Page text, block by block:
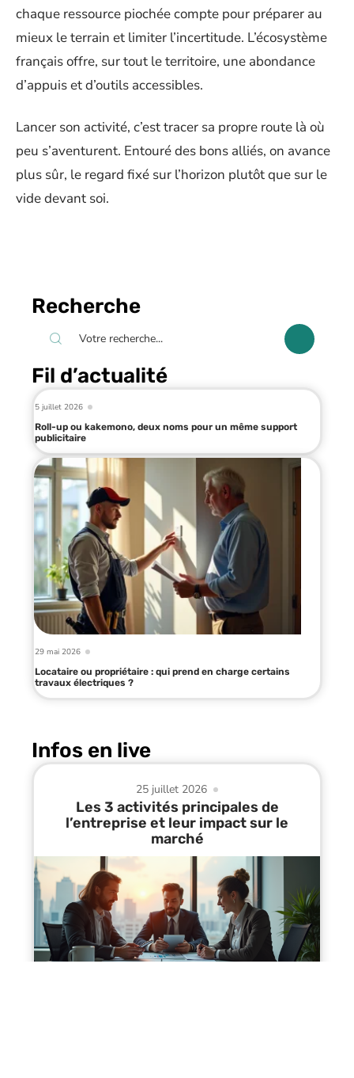
chaque ressource piochée compte pour préparer au
mieux le terrain et limiter l’incertitude. L’écosystème
français offre, sur tout le territoire, une abondance
d’appuis et d’outils accessibles.
Lancer son activité, c’est tracer sa propre route là où
peu s’aventurent. Entouré des bons alliés, on avance
plus sûr, le regard fixé sur l’horizon plutôt que sur le
vide devant soi.
Recherche
Fil d’actualité
5 juillet 2026
Roll-up ou kakemono, deux noms pour un même support
publicitaire
29 mai 2026
Locataire ou propriétaire : qui prend en charge certains
travaux électriques ?
Infos en live
25 juillet 2026
Les 3 activités principales de
l’entreprise et leur impact sur le
marché